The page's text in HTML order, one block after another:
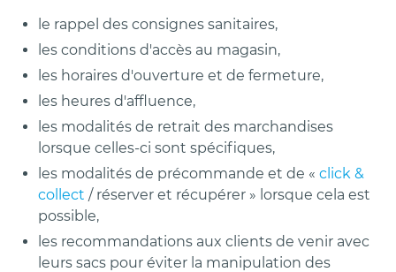
le rappel des consignes sanitaires,
les conditions d'accès au magasin,
les horaires d'ouverture et de fermeture,
les heures d'affluence,
les modalités de retrait des marchandises
lorsque celles-ci sont spécifiques,
les modalités de précommande et de « click &
collect / réserver et récupérer » lorsque cela est
possible,
les recommandations aux clients de venir avec
leurs sacs pour éviter la manipulation des